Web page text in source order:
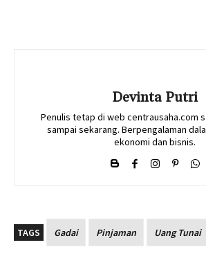
Devinta Putri
Penulis tetap di web centrausaha.com
sampai sekarang. Berpengalaman
ekonomi dan bisnis.
TAGS Gadai Pinjaman Uang Tunai